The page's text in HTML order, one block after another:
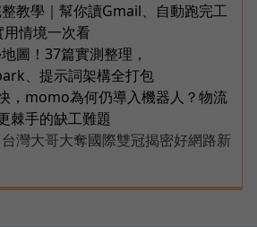
教學｜幫你讀Gmail、自動跑完工
情境一次看
圖！37篇實測整理，
、提示詞架構全打包
，momo為何仍導入機器人？物流
棘手的缺工難題
灣大哥大奪國際雙冠揭密好網路新